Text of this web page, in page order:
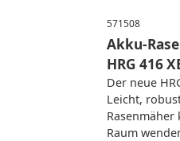
571508
Akku-
HRG 416
Der neue
Leicht,
Raum